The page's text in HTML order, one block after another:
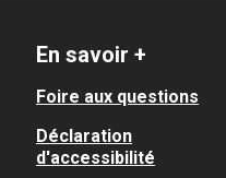
En savoir +
Foire aux questions
Déclaration
d'accessibilité